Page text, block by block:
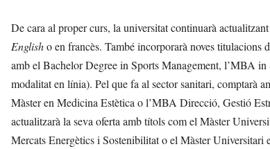
De cara al proper curs, la universitat continuarà
Englisho en francès. També incorporarà noves titulacions
amb el Bachelor Degree in Sports Management, l’MBA
modalitat en línia). Pel que fa al sector sanitari, comptarà
Màster en Medicina Estètica o l’MBA Direcció, Gestió
actualitzarà la seva oferta amb títols com el Màster
Mercats Energètics i Sostenibilitat o el Màster Universitari